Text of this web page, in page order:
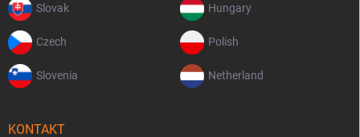
Slovak Hungary
Czech Polish
Slovenia Netherland
KONTAKT